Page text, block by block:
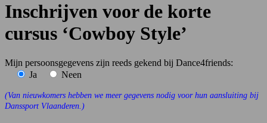
Inschrijven voor de korte
cursus ‘Cowboy Style’
Mijn persoonsgegevens zijn reeds gekend bij Dance4friends:
Ja
Neen
(Van nieuwkomers hebben we meer gegevens nodig voor hun aansluiting bij
Danssport Vlaanderen.)